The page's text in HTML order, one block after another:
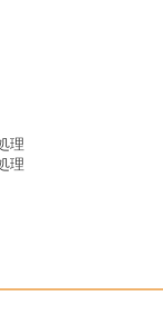
理
理